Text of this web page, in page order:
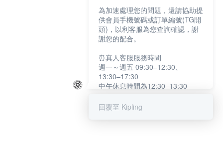
為加速處理您的問題，還請協助提
供會員手機號碼或訂單編號(TG開
頭)，以利客服為您查詢確認，謝
謝您的配合。
⏰真人客服服務時間
週一～週五 09:30–12:30、
13:30–17:30
中午休息時間為12:30–13:30
提醒您：系統會自動已讀訊息，如
回覆至 Kipling